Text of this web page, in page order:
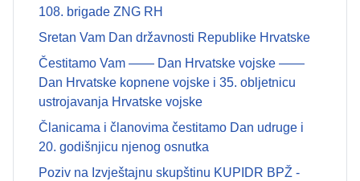
108. brigade ZNG RH
Sretan Vam Dan državnosti Republike Hrvatske
Čestitamo Vam —— Dan Hrvatske vojske ——
Dan Hrvatske kopnene vojske i 35. obljetnicu
ustrojavanja Hrvatske vojske
Članicama i članovima čestitamo Dan udruge i
20. godišnjicu njenog osnutka
Poziv na Izvještajnu skupštinu KUPIDR BPŽ -